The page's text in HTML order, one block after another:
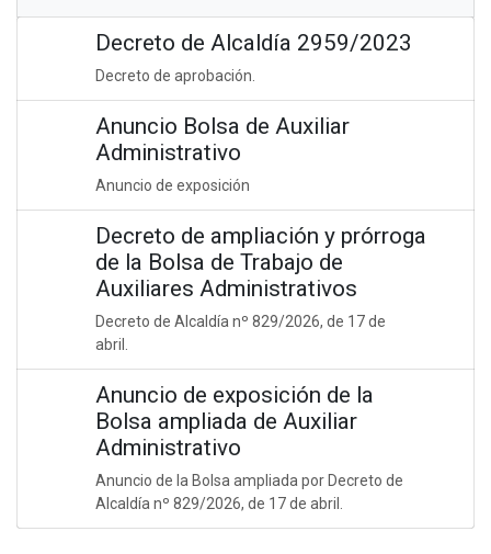
Decreto de Alcaldía 2959/2023
Decreto de aprobación.
Anuncio Bolsa de Auxiliar
Administrativo
Anuncio de exposición
Decreto de ampliación y prórroga
de la Bolsa de Trabajo de
Auxiliares Administrativos
Decreto de Alcaldía nº 829/2026, de 17 de
abril.
Anuncio de exposición de la
Bolsa ampliada de Auxiliar
Administrativo
Anuncio de la Bolsa ampliada por Decreto de
Alcaldía nº 829/2026, de 17 de abril.